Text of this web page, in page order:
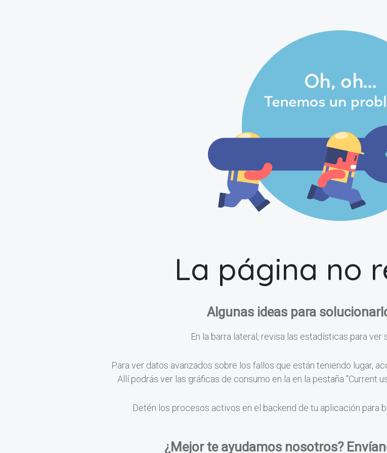
La página no
Algunas ideas para
En la barra lateral, revisa las estadísticas para ver
Para ver datos avanzados sobre los fallos que están teniendo lugar,
Allí podrás ver las gráficas de consumo en la en la pestaña "Current
Detén los procesos activos en el backend de tu aplicación para
¿Mejor te ayudamos nosotros?